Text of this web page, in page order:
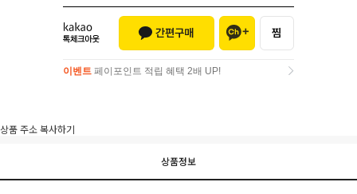
이벤트 페이포인트 적립 혜택 2배 UP!
상품 주소 복사하기
상품정보